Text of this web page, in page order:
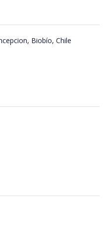
Biobío, Chile